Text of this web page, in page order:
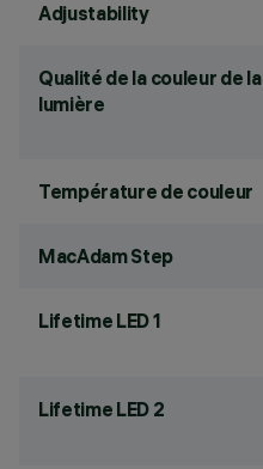
Adjustability
Qualité de la couleur de la
lumière
Température de couleur
MacAdam Step
Lifetime LED 1
Lifetime LED 2